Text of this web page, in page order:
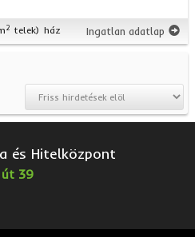
2 telek) ház Ingatlan adatlap
és Hitelközpont
út 39